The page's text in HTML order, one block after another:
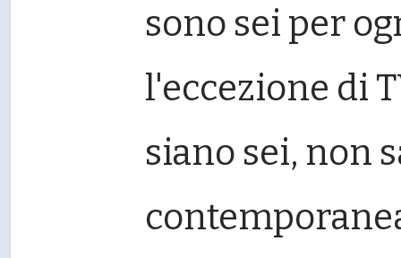
sono sei per
l'eccezione di
siano sei, non